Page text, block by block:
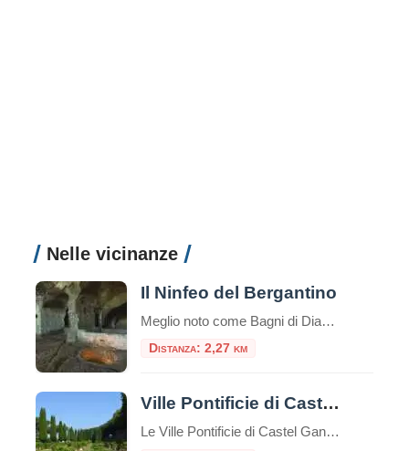
Nelle vicinanze
Il Ninfeo del Bergantino
Meglio noto come Bagni di Diana, il Ninfeo Bergantino si trova sulla riva occidentale del Lago Albano, circa a metà strada tra il Ninfeo Dorico e l'Emissario del lago. Seguendo la riva occidentale del lago di Albano, dopo circa due chilometri in senso a
Distanza: 2,27 km
Ville Pontificie di Castel Gandolfo
Le Ville Pontificie di Castel Gandolfo sono un insieme di palazzi e giardini appartenenti al Vaticano; estese per circa 55 ettari, più della Città del Vaticano nel centro di Roma che è solo 44 ettari. È una delle più grandi aree extraterritoriali della Santa Sede in Italia. Comprende il Palazzo Papale e tre ville storiche: […]